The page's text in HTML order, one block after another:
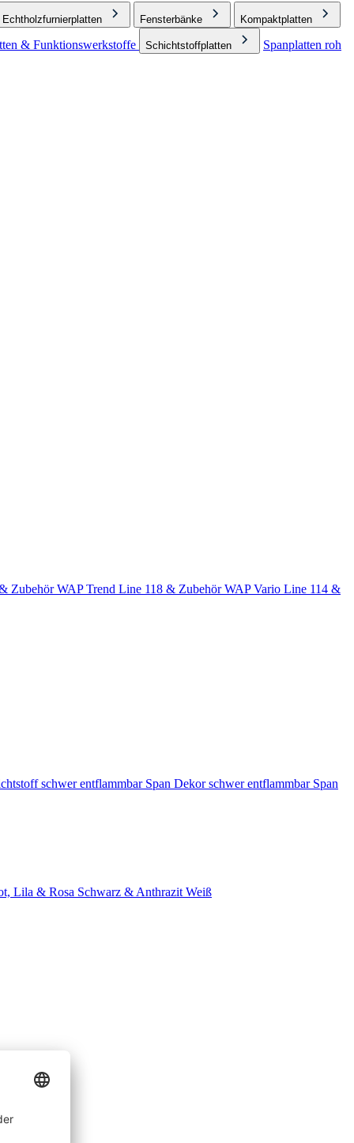
Echtholzfurnierplatten Fensterbänke Kompaktplatten
& Funktionswerkstoffe Schichtstoffplatten Spanplatten roh
Zubehör WAP Trend Line 118 & Zubehör WAP Vario Line 114 &
schwer entflammbar Span Dekor schwer entflammbar Span
Lila & Rosa Schwarz & Anthrazit Weiß